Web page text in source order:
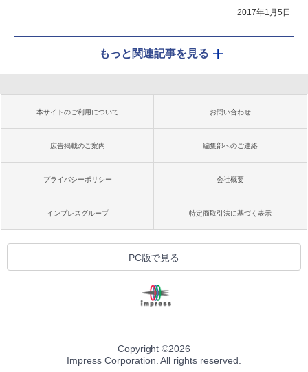
2017年1月5日
もっと関連記事を見る
本サイトのご利用について お問い合わせ
広告掲載のご案内 編集部へのご連絡
プライバシーポリシー 会社概要
インプレスグループ 特定商取引法に基づく表示
PC版で見る
Copyright ©2026
Impress Corporation. All rights reserved.